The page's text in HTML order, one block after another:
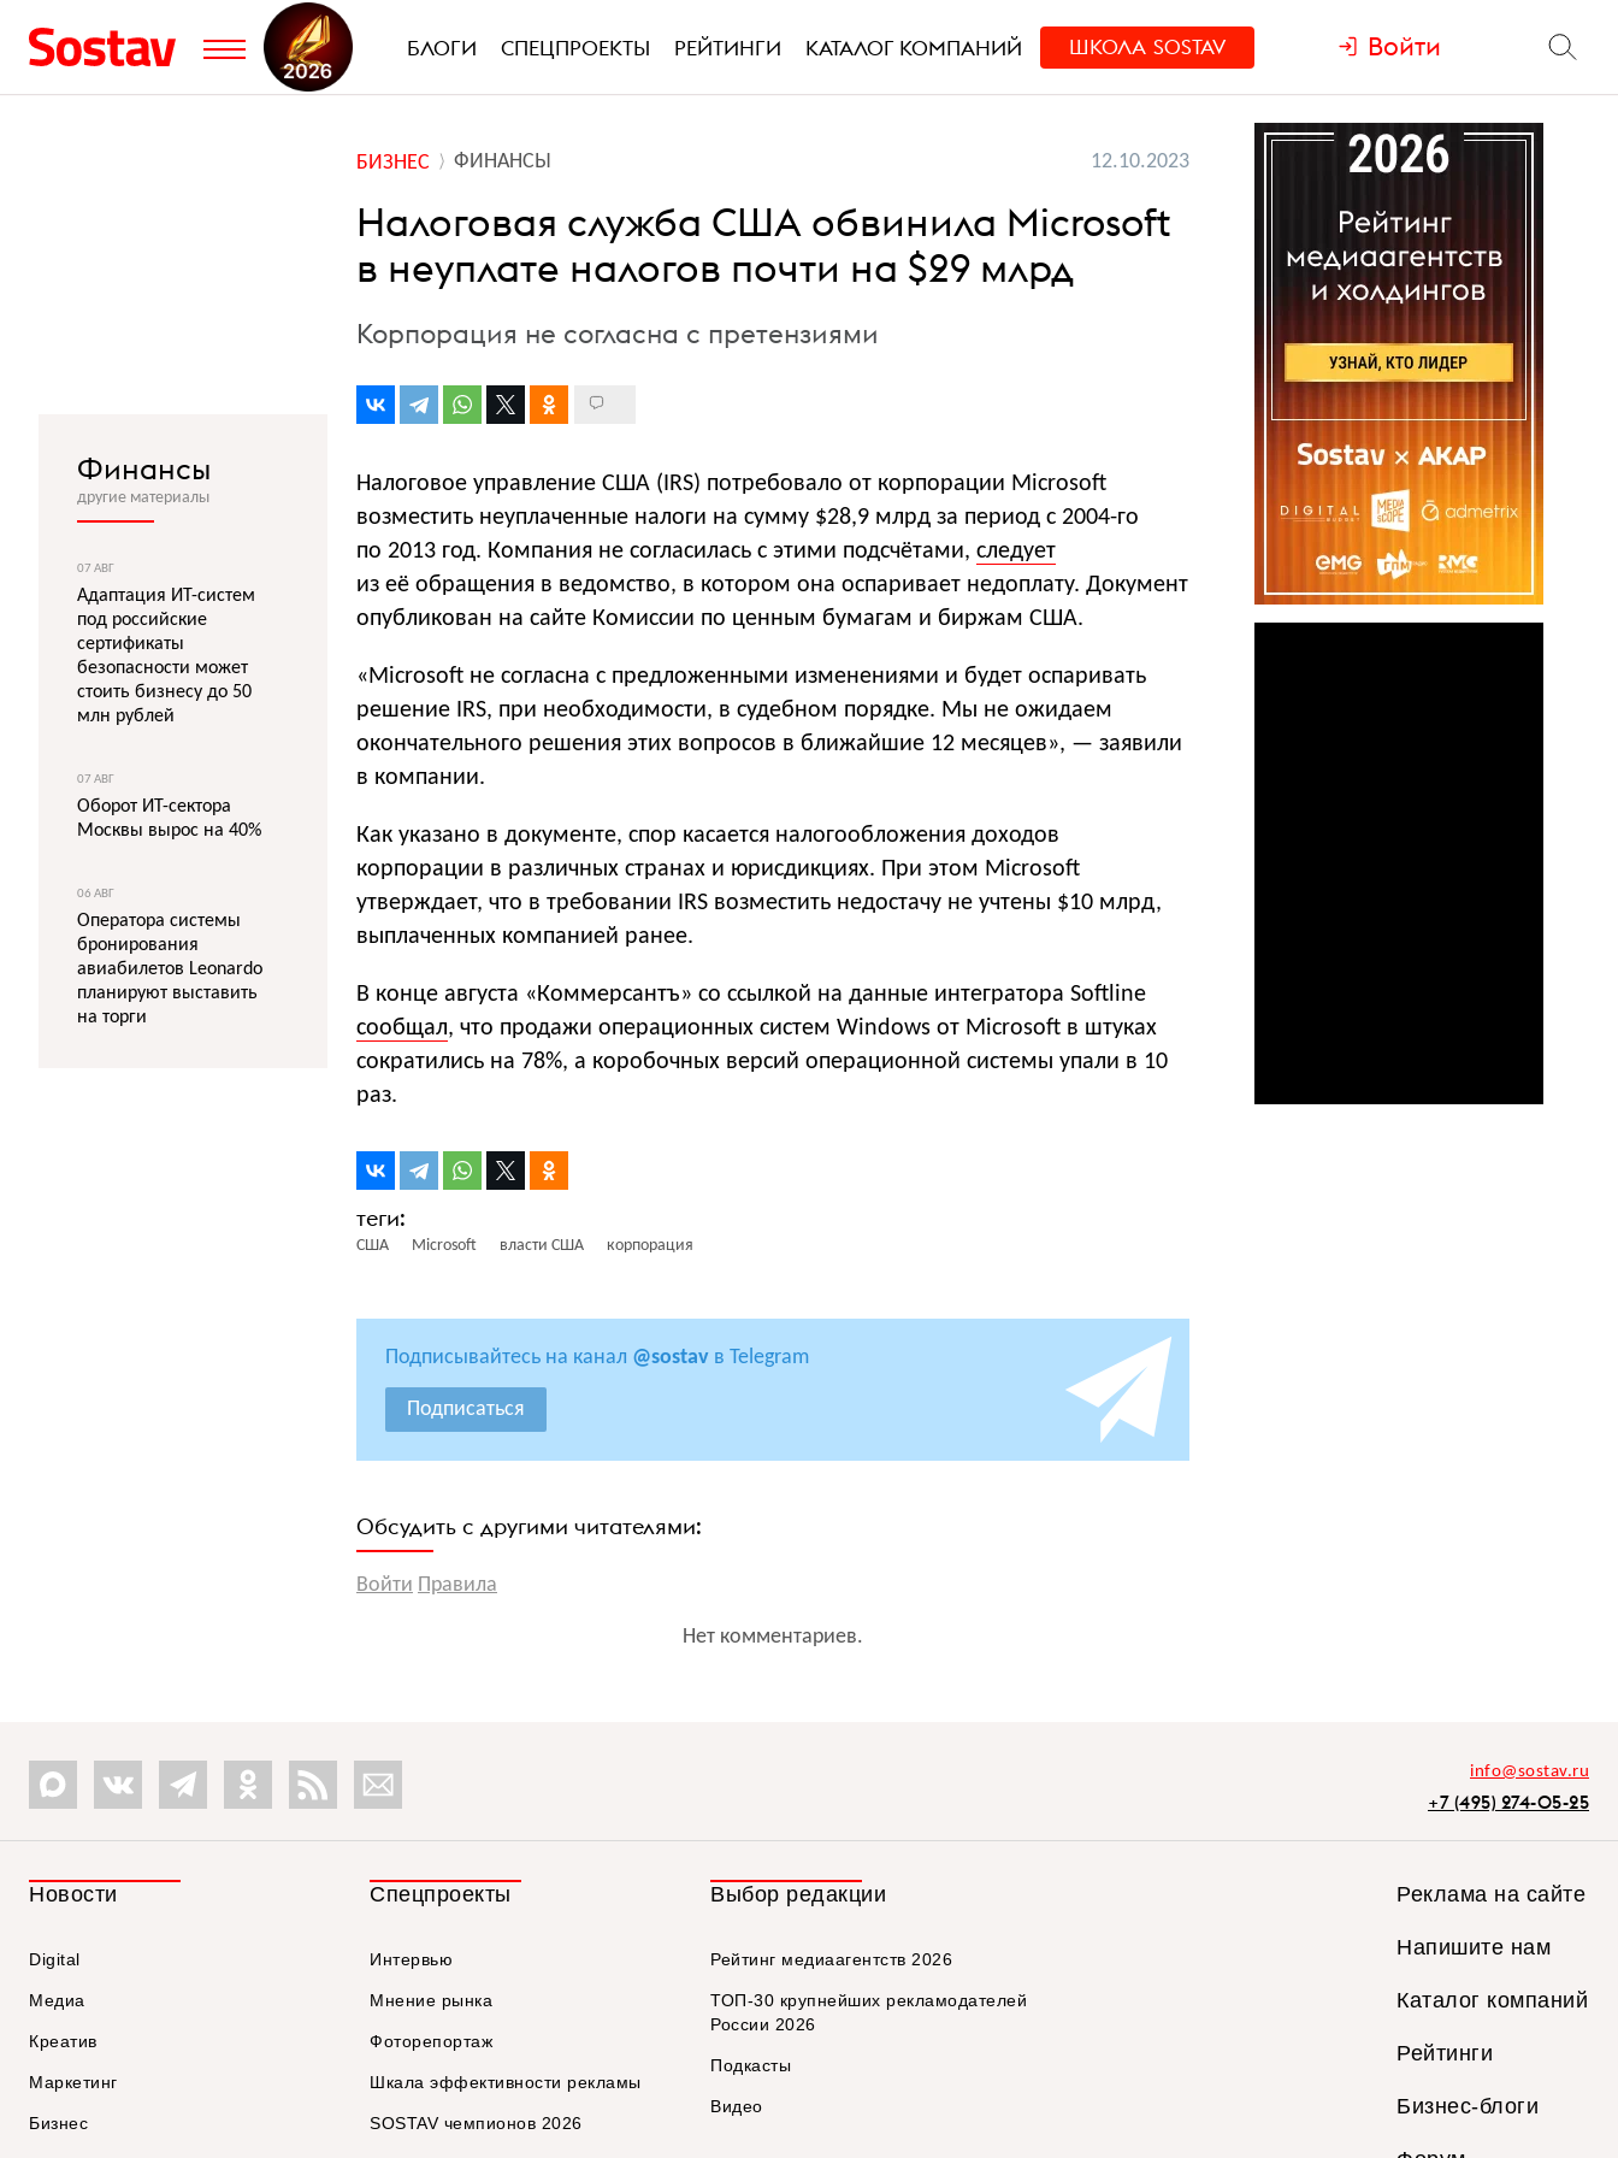
БЛОГИ СПЕЦПРОЕКТЫ РЕЙТИНГИ КАТАЛОГ КОМПАНИЙ ШКОЛА SOSTAV Войти
БИЗНЕС ФИНАНСЫ 12.10.2023
Налоговая служба США обвинила Microsoft
в неуплате налогов почти на $29 млрд
Корпорация не согласна с претензиями
Налоговое управление США (IRS) потребовало от корпорации Microsoft
возместить неуплаченные налоги на сумму $28,9 млрд за период с 2004-го
по 2013 год. Компания не согласилась с этими подсчётами, следует
из её обращения в ведомство, в котором она оспаривает недоплату. Документ
опубликован на сайте Комиссии по ценным бумагам и биржам США.
«Microsoft не согласна с предложенными изменениями и будет оспаривать
решение IRS, при необходимости, в судебном порядке. Мы не ожидаем
окончательного решения этих вопросов в ближайшие 12 месяцев», — заявили
в компании.
Как указано в документе, спор касается налогообложения доходов
корпорации в различных странах и юрисдикциях. При этом Microsoft
утверждает, что в требовании IRS возместить недостачу не учтены $10 млрд,
выплаченных компанией ранее.
В конце августа «Коммерсантъ» со ссылкой на данные интегратора Softline
сообщал, что продажи операционных систем Windows от Microsoft в штуках
сократились на 78%, а коробочных версий операционной системы упали в 10
раз.
США Microsoft власти США корпорация
Подписывайтесь на канал @sostav в Telegram
Подписаться
Обсудить с другими читателями:
Войти Правила
Нет комментариев.
Финансы
другие материалы
07 АВГ
Адаптация ИТ-систем
под российские
сертификаты
безопасности может
стоить бизнесу до 50
млн рублей
07 АВГ
Оборот ИТ-сектора
Москвы вырос на 40%
06 АВГ
Оператора системы
бронирования
авиабилетов Leonardo
планируют выставить
на торги
info@sostav.ru
+7 (495) 274-05-25
Новости
Digital
Медиа
Креатив
Маркетинг
Бизнес
Спецпроекты
Интервью
Мнение рынка
Фоторепортаж
Шкала эффективности рекламы
SOSTAV чемпионов 2026
Выбор редакции
Рейтинг медиаагентств 2026
ТОП-30 крупнейших рекламодателей
России 2026
Подкасты
Видео
Реклама на сайте
Напишите нам
Каталог компаний
Рейтинги
Бизнес-блоги